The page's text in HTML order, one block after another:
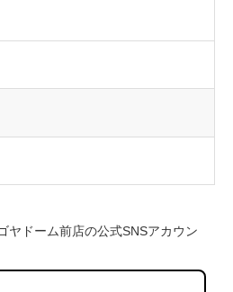
ヤドーム前店の公式SNSアカウン